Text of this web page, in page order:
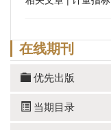
在线期刊
优先出版
当期目录